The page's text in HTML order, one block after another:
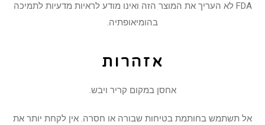
FDA לא העריך את המוצר הזה ואינו מודע לראיות מדעיות לתמיכה
בהומיאופתיה.
אזהרות
אחסן במקום קריר ויבש.
אל תשתמש בחותמת בטיחות שבורה או חסרה. אין לקחת יותר את